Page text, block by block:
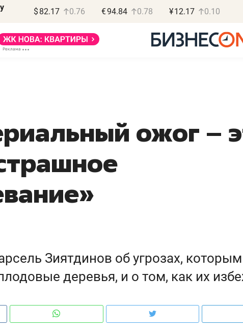
$ 82.17 0.76 €94.84 0.78 ¥12.17 0.10
ожог –
Зиятдинов об угрозах, которым
деревья, и о том, как их
Василь Мазитов
МАРТ
«Не зная местных